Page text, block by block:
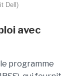
Dell)
avec
programme